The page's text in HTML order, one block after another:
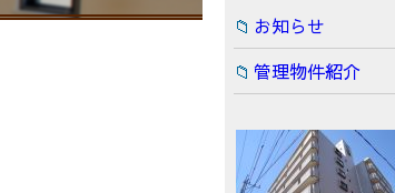
お知らせ
管理物件紹介